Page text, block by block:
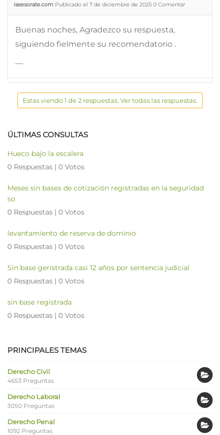
iasesorate.com Publicado el 7 de diciembre de 2025 0 Comentar
Buenas noches, Agradezco su respuesta,
siguiendo fielmente su recomendatorio .
—
Estas viendo 1 de 2 respuestas. Ver todas las respuestas.
ÚLTIMAS CONSULTAS
Hueco bajo la escalera
0 Respuestas | 0 Votos
Meses sin bases de cotización registradas en la seguridad
so
0 Respuestas | 0 Votos
levantamiento de reserva de dominio
0 Respuestas | 0 Votos
Sin base geristrada casi 12 años por sentencia judicial
0 Respuestas | 0 Votos
sin base registrada
0 Respuestas | 0 Votos
PRINCIPALES TEMAS
Derecho Civil
4653 Preguntas
Derecho Laboral
3050 Preguntas
Derecho Penal
1092 Preguntas